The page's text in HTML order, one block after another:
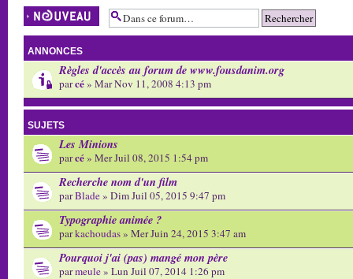
Écrire un nouveau
sujet
ANNONCES
Règles d'accès au forum de www.fousdanim.org
parcé» Mar Nov 11, 2008 4:13 pm
SUJETS
Les Minions
parcé» Mer Juil 08, 2015 1:54 pm
Recherche nom d'un film
parBlade» Dim Juil 05, 2015 9:47 pm
Typographie animée ?
parkachoudas» Mer Juin 24, 2015 3:47 am
Pourquoi j'ai (pas) mangé mon père
parmeule» Lun Juil 07, 2014 1:26 pm